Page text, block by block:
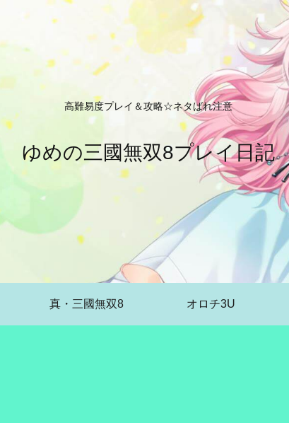
高難易度プレイ＆攻略☆ネタばれ注意
ゆめの三國無双8プレイ日記
真・三國無双8 オロチ3U